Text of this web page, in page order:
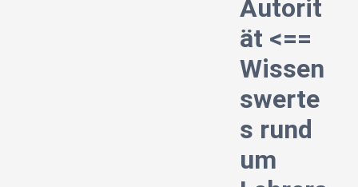
Autorit
ät <==
Wissen
swerte
s rund
um